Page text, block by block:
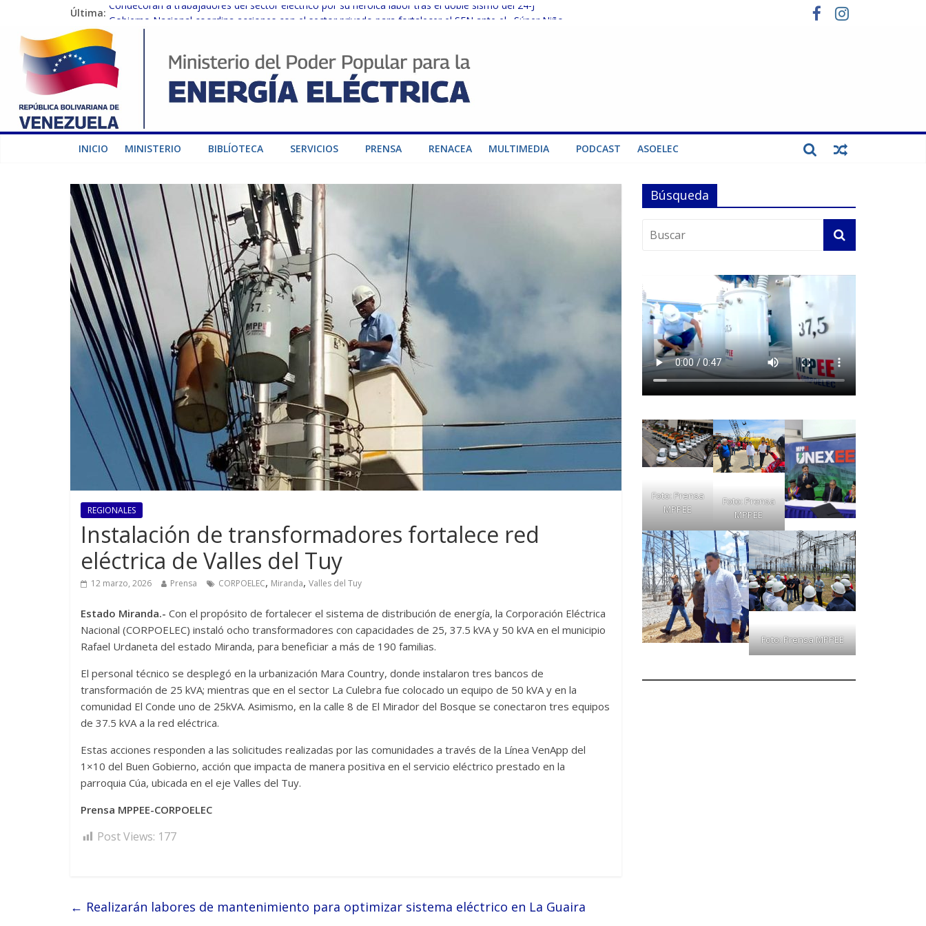
Última: Condecoran a trabajadores del sector eléctrico por su heroica labor tras el doble sismo del 24-J
Gobierno Nacional coordina acciones con el sector privado para fortalecer el SEN ante el «Súper Niño»
Inspeccionan trabajos de rehabilitación en instalaciones del SEN en Carabobo
Gobierno Nacional activa plan preventivo para fortalecer el SEN ante el fenómeno de El Niño
Termocarabobo recupera el 50% de su capacidad de generación para fortalecer el SEN
INICIO MINISTERIO BIBLÍOTECA SERVICIOS PRENSA RENACEA MULTIMEDIA PODCAST ASOELEC
REGIONALES
Instalación de transformadores fortalece red
eléctrica de Valles del Tuy
12 marzo, 2026 Prensa CORPOELEC, Miranda, Valles del Tuy
Estado Miranda.- Con el propósito de fortalecer el sistema de distribución de energía, la Corporación Eléctrica
Nacional (CORPOELEC) instaló ocho transformadores con capacidades de 25, 37.5 kVA y 50 kVA en el municipio
Rafael Urdaneta del estado Miranda, para beneficiar a más de 190 familias.
El personal técnico se desplegó en la urbanización Mara Country, donde instalaron tres bancos de
transformación de 25 kVA; mientras que en el sector La Culebra fue colocado un equipo de 50 kVA y en la
comunidad El Conde uno de 25kVA. Asimismo, en la calle 8 de El Mirador del Bosque se conectaron tres equipos
de 37.5 kVA a la red eléctrica.
Estas acciones responden a las solicitudes realizadas por las comunidades a través de la Línea VenApp del
1×10 del Buen Gobierno, acción que impacta de manera positiva en el servicio eléctrico prestado en la
parroquia Cúa, ubicada en el eje Valles del Tuy.
Prensa MPPEE-CORPOELEC
Post Views: 177
← Realizarán labores de mantenimiento para optimizar sistema eléctrico en La Guaira
Búsqueda
Foto: Prensa
MPPEE
Foto: Prensa
MPPEE
Foto: Prensa MPPEE